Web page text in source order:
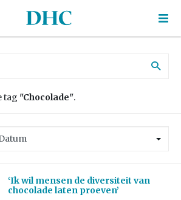
tag "Chocolade".
‘Ik wil mensen de diversiteit van
chocolade laten proeven’